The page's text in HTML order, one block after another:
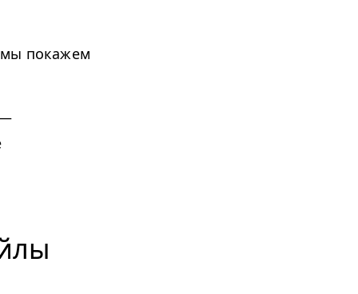
покажем
—